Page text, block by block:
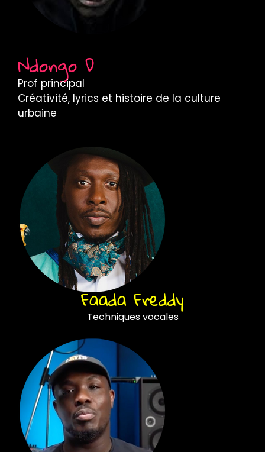
Ndongo D
Prof principal
Créativité, lyrics et histoire de la culture
urbaine
Faada Freddy
Techniques vocales